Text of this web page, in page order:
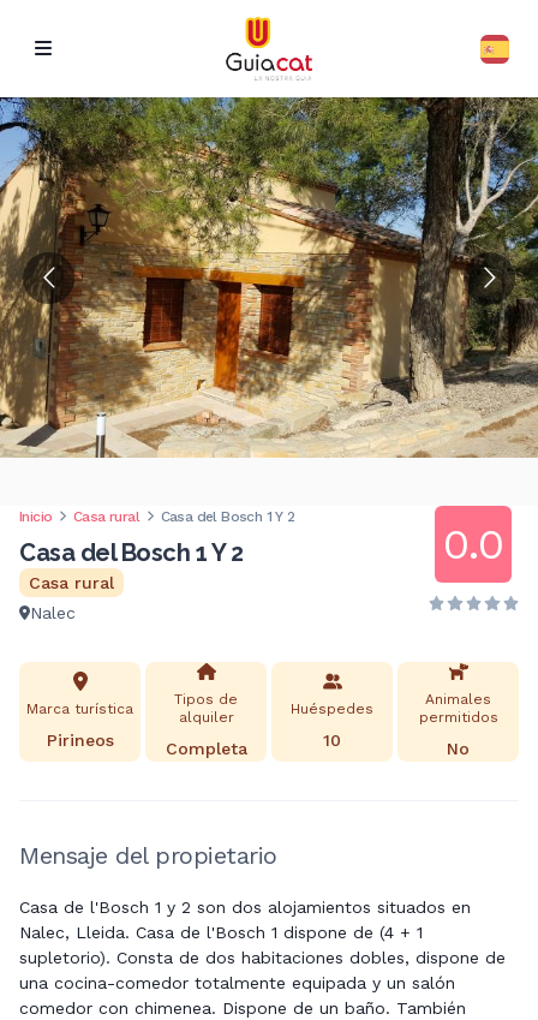
Inicio Casa rural Casa del Bosch 1 Y 2
Casa del Bosch 1 Y 2
Casa rural
Nalec
0.0
Marca turística
Pirineos
Tipos de
alquiler
Completa
Huéspedes
10
Animales
permitidos
No
Mensaje del propietario
Casa de l'Bosch 1 y 2 son dos alojamientos situados en
Nalec, Lleida. Casa de l'Bosch 1 dispone de (4 + 1
supletorio). Consta de dos habitaciones dobles, dispone de
una cocina-comedor totalmente equipada y un salón
comedor con chimenea. Dispone de un baño. También